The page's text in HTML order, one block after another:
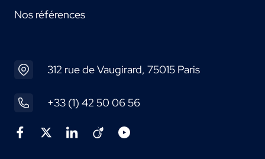
Nos références
312 rue de Vaugirard, 75015 Paris
+33 (1) 42 50 06 56